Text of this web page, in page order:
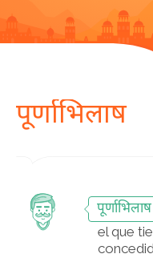
पूर्णाभिलाष
पूर्णाभिलाष
el que